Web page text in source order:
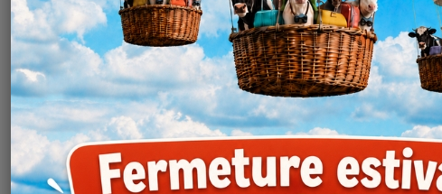
Existe en 4 modèles
Existe en 6 modèles